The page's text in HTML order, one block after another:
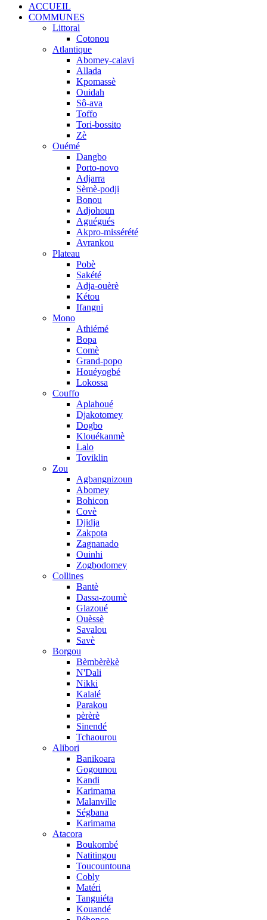
ACCUEIL
COMMUNES
Littoral
Cotonou
Atlantique
Abomey-calavi
Allada
Kpomassè
Ouidah
Sô-ava
Toffo
Tori-bossito
Zè
Ouémé
Dangbo
Porto-novo
Adjarra
Sèmè-podji
Bonou
Adjohoun
Aguégués
Akpro-missérété
Avrankou
Plateau
Pobè
Sakété
Adja-ouèrè
Kétou
Ifangni
Mono
Athiémé
Bopa
Comè
Grand-popo
Houéyogbé
Lokossa
Couffo
Aplahoué
Djakotomey
Dogbo
Klouékanmè
Lalo
Toviklin
Zou
Agbangnizoun
Abomey
Bohicon
Covè
Djidja
Zakpota
Zagnanado
Ouinhi
Zogbodomey
Collines
Bantè
Dassa-zoumè
Glazoué
Ouèssè
Savalou
Savè
Borgou
Bèmbèrèkè
N'Dali
Nikki
Kalalé
Parakou
pèrèrè
Sinendé
Tchaourou
Alibori
Banikoara
Gogounou
Kandi
Karimama
Malanville
Ségbana
Karimama
Atacora
Boukombé
Natitingou
Toucountouna
Cobly
Matéri
Tanguiéta
Kouandé